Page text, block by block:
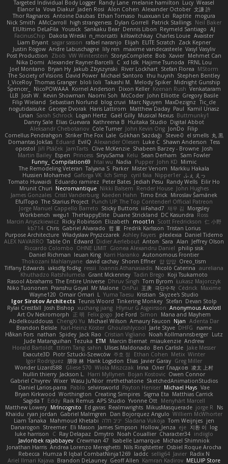
Targeted Individual Body Logger Randy Lane melanie hamilton Lucy Weasel
Elanor la Vova Diakur Jaden Rosi Alon Cohen Alexander October 文謙 許
Thor Ragnaros Antoine Daubas Ethan Tomaso huaxuan Lei Raptite mogura
Nick Smith AMcCarroll high strangeness Dylan Gorrell Patrick Stallings Neil Baker
ElUltimo DeLaFila Yousick Sankaku Bear Dennis Libon Reymeld Santiago AJ
FacinusChip
Dakota Wreski n_morcatti killswitchkay Charles Louie Avaister
Liam Bryant sagar sasson rafael naranjo Elijah ELITE Scratch
Zack Kepner
Justin Rogow Andre Labuschagne lily ren maxime vandecasteele Vasyl Vasyliv
Post Production
Zbob VW Winterstein StorysComplete Bob Xavier Mehmet Can
Nika Domi Alexander Rayner-Barcelli C xd Idk Hajime Tsunoda
FRNL Lou
Joel Montano Bryan Hy Jakub Zbyszynski River Lockhart Stefan Florea MStorm
The Society of Visions David Power Michael Santoro thu huynh Stephen Bentley
I_ViceRoy Thomas Granger bloli loli Takashi M. Melody Spiker Midnight Gunship
Spencer_
NicoPOWAAA Kornel Anderson Dixon Keller Keenan Rush Venkataram
LLB Josh W. Kevin Showman Naomi Soh McCoder John Elliotte Gregory Basile
Filip Wieland
Sebastian Norlund blog cruvi Marc Nguyen MaxDezignz Tic_cle
nogutidaisuke George Dvorak Haris Lattirom Matthew Daday Paul Kamil Uriasz
Lirian Sarah Schrock Logan Hertz Gaël Gilly Musical Nexus Buttmunky1
Danny Sale Elias Guevara Kathreena B Huitaka Studio Digital Abbot
Aleksandr Chebotariov Cole Turner John Kevin Ong JonDo Filip
Cornellus Pendrahgon Striker The Fox Lale Gökhan Sazdağı Steve-0 el smells 丸 黒
Domantas Jokšas Eduard EvilQ Alexander Olesen Luke C Shawn Anderson Tess
opostol Jiří Ptáček JamTarts Clive McKenzie Shabeen Barzey - Browne Josh
Martin Bailey Espen Princess SiryuSama Kelu Sean Derham
Sam Fowler
Funny_ Compilation69 htai wu Nadia Pupper John KD Mimic
The Remodeling Veteran Talyana S Parker Mister Venom Markku Hakala
Hussien Mohamed Gaforga VK Ich Simp cyril faia Nipper1er ふぇ えっ
Tomato Huwaidi
Eduardo ramirez Peter Bates Jediah Pesu Randy Wells Eilir Ho
Mrunit Churi Necromantique Nikki Balsem Render House John Hughes
James Gonzales Cristi Vanderburg Kaeden Hahn Timo Erick Miroslav Šamánek
EfulTopo The Starius Project Punch UP: The Top Contender! Official Patreon
Jorge Manuel Cappello Barreto Sticky Buttons iiiFahad7 재우 김 Morgsley
Workbench wegu1 TheHappyElite Duane Strickland DC Kasundra Ross
Marcin Anyszkiewicz Ricky Robinson Elizabeth moot1n Scott Fredrickson 仁 小野
kb714 Chris Gabriel Alvarado 哲 董 Fredrik Karlsson Tristan Lorius
Purpose Architecture Władysław Pryszczarek Ashley Fayers plexlexia Daniel Tidemo
ALEX NAVARRO Table On Edward Didier Aerlebout Anton Sara Alan Jeffrey Olson
Riccardo Colombo OHNE LIMIT Gionea Alexandru Daniel philip sisk
Daniel Richman Ieuan King Karri Haranko Autonomous Frontier
Thokozani Mahlanyane david cachay Shonn Effner 얍 얍얍 Oreo_tism
Tiffany Edwards iaksdfg fodkg ressii Ioannis Athanasiadis Nicolò Caterina aureliana
Khuthadzo Ratshilumela Grant Mckenney Tadin Brego Koji Tsukamoto
Rasool Abrahams The Entire Universe Dhruv Singh Tom Byrom Łukasz Majorczyk
Niko Tuononen Pranshu Goyal Mr Malone OnPui 王庚 극단수작 Cédrick Maxime
Wayne120 Omair Omari L Yuma Taesu Kristian Skyzee's Studio
Igor Sirotov Architects Teunis Woord Tinkering Monkey Stefan Devan Stolp
Rylai Crestfall Josh Bishop xuchang jiang Hlynur G Asgeirsson Anonymous Axolotl
Art Ov Nekromorph
正 明 Felix gogo Joe Ford Simon
Mana and Mayhem
Abdelkouddouss ChengXi Yu Michael Wilson Amaury Faucon Njan Adenta Dar
Brandon Belisle Karl-Heinz Köster Ghoulishlycool Jarle Styve DHFG
name
Håkan Fors nathan Spidey Jack Rao Cristian Vigliano Noah Kollmannsberger Lutz
Jude Matanguihan Tezuka ETM Marcin Biernat miaukenzie Andrew
Horald Bartoldt ttitim Tang sahin Ulises Maldonado Ben Carlisle Jake Messer
Exacute3D Piotr Sztucki-Szewców 주호 정 Ethan Cohen Metix Winter
Igor Rodriguez
朋弥 林 Hank Logsdon Elias Javier Garay Greg Miller
Wonder Lizard588
Gliese 570 Wiola Miszczak Irina Олег Гладков 凌太 上村
hullin thierry Jackson L. Harri Myllynen Bojan Kostovic Owen Connor
Gabriel Chvyrev Wixer Wasu Ju'Nior mrthethatone SketchedAnimationStudios
Daniel Larios-parra
Pablo selvinsworld Payton Heniser Michael Hays Vae
Bryan Kirkwood Worthington Creating Simpires Sigma Eta Matthias Carrick
Sagida T Eddy Raik Remus APS Studio Yvonne Ott Menyhárt Marcell
Matthew Lowery MrIncognito Ed garas Realmwrights MikusMasquerade jorge R
Ns
Khaidu ryan jordan Gabriel Malmgren Dan Bojorquez Angulo Williem McWhorter
Liam Tanaka
Mahmoud Khetabi יניב חלה Sladana Vukoja Tom Weijnjes jen
Danarogon Streemer Eli Mason James Simpson Hollow_Jenza eje 지환 이 log
luke harrison
C Ray Delapaz Dmytro Noah Couallier Character34 indiiglo
Javlonbek rajabbayev Crewman 47 Isabelle Lamarque Michael Shimniok
Jonathan Harris Andrea Lorenzo Mereghetti Nils Ringlstetter Osbiel Roque Arocha
Rebecca Humza R Iqbal CombatNinja1269 laddc sellig64 Javier Radix N
Ariel Ilmari Kajava Brandon DeLauney Geoff Allen Kamran Kadirov MELUIP Store